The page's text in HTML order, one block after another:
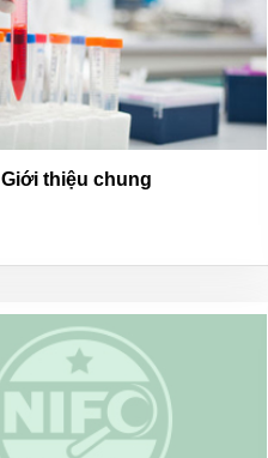
Giới thiệu chung